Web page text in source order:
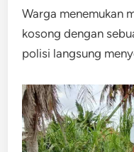
Warga menemukan
kosong dengan
polisi langsung